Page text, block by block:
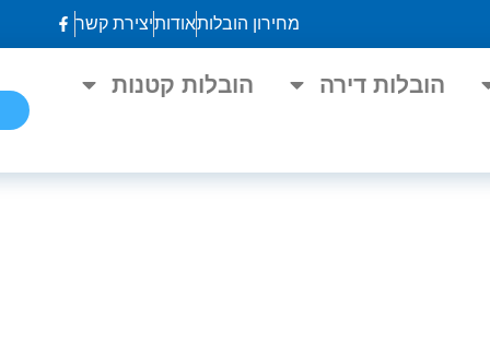
מחירון הובלותאודותיצירת קשר
הובלות דירה הובלות קטנות